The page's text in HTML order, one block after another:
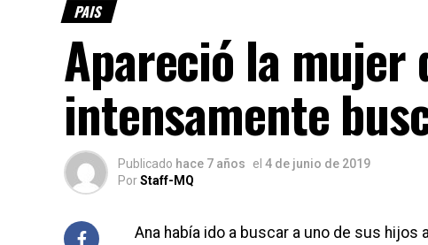
PAIS
Apareció la mujer
intensamente
Publicado hace 7 años el 4 de junio de 2019
PorStaff-MQ
Ana había ido a buscar a uno de sus hijos